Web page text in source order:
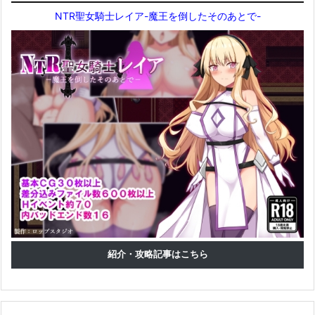
NTR聖女騎士レイア-魔王を倒したそのあとで-
紹介・攻略記事はこちら